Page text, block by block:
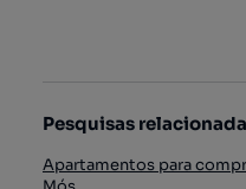
Pesquisas
Apartamentos para